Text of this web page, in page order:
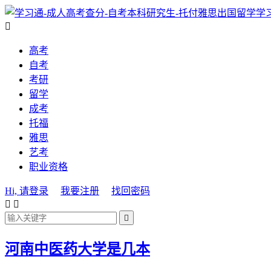
学

高考
自考
考研
留学
成考
托福
雅思
艺考
职业资格
Hi, 请登录 我要注册
找回密码
 

河南中医药大学是几本